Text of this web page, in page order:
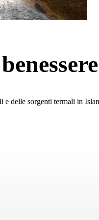
e delle sorgenti termali in